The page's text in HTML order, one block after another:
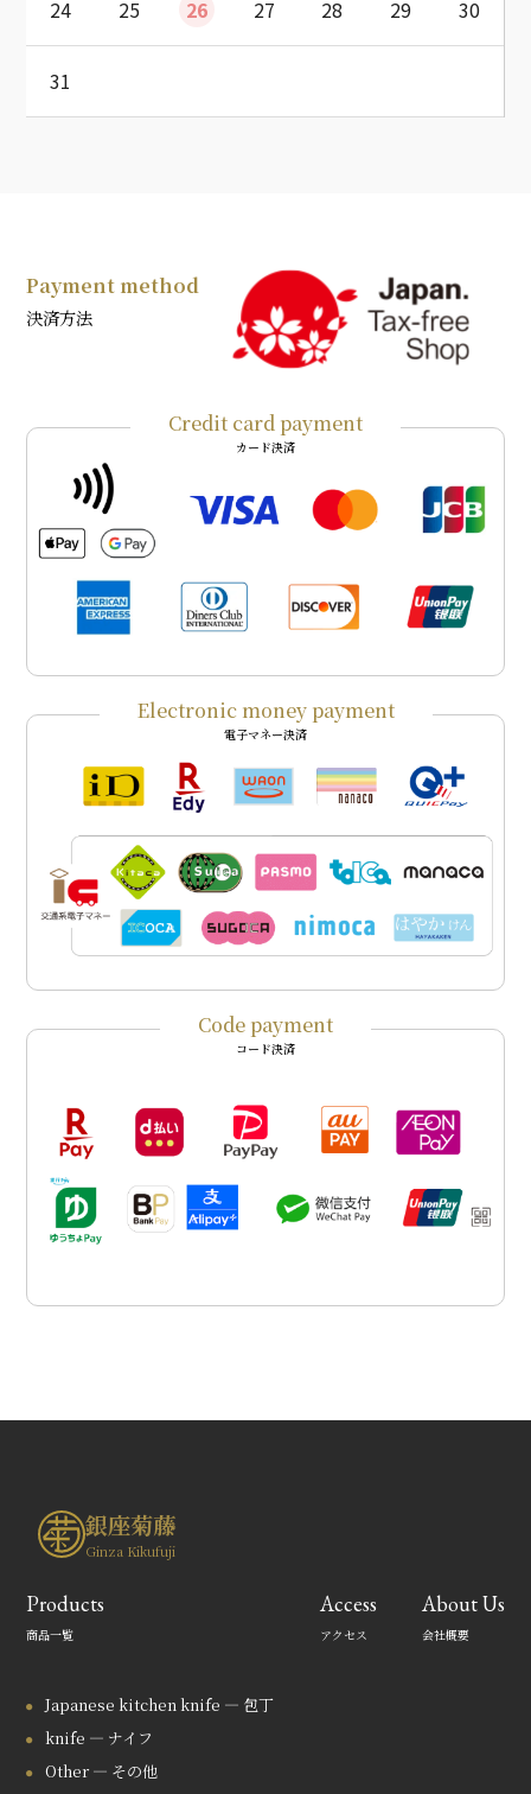
24 25 26 27 28 29 30
31
Payment method
決済方法
Credit card payment
カード決済
Electronic money payment
電子マネー決済
Code payment
コード決済
銀座菊藤
Ginza Kikufuji
Products
商品一覧
Japanese kitchen knife — 包丁
knife — ナイフ
Other — その他
Access
アクセス
About Us
会社概要